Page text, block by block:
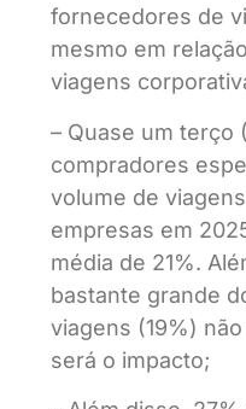
fornecedores de
mesmo em
viagens
– Quase um terço
compradores
volume de
empresas em
média de 21%.
bastante grande
viagens (19%)
será o impacto;